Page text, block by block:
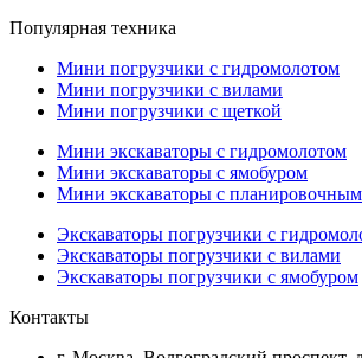
Популярная техника
Мини погрузчики с гидромолотом
Мини погрузчики с вилами
Мини погрузчики с щеткой
Мини экскаваторы с гидромолотом
Мини экскаваторы с ямобуром
Мини экскаваторы с
Экскаваторы погрузчики с
Экскаваторы погрузчики с вилами
Экскаваторы погрузчики с ямобуром
Контакты